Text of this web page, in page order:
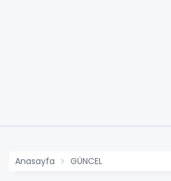
Anasayfa GÜNCEL